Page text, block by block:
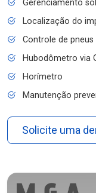
Gerenciamento
Localização do
Controle de
Hubodômetro via
Horímetro
Manutenção
Solicite uma